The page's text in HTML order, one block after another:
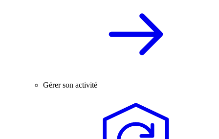
Gérer son activité